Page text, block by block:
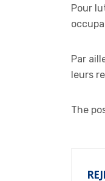
Pour
Par
leurs
The